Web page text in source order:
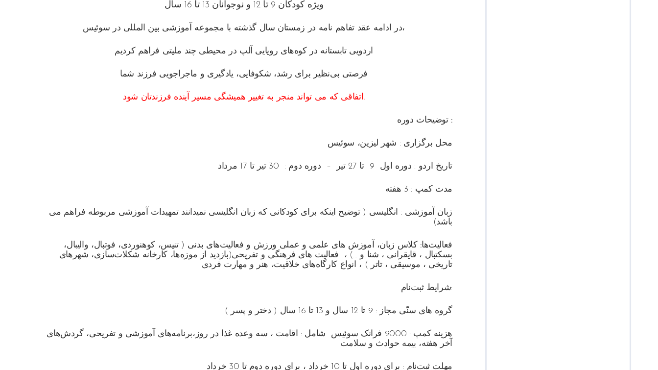
ویژه کودکان 9 تا 12 و نوجوانان 13 تا 16 سال
در ادامه عقد تفاهم نامه در زمستان سال گذشته با مجموعه آموزشی بین المللی در سوئیس،
اردویی تابستانه در کوه‌های رویایی آلپ در محیطی چند ملیتی فراهم کردیم
فرصتی بی‌نظیر برای رشد، شکوفایی، یادگیری و ماجراجویی فرزند شما
اتفاقی که می تواند منجر به تغییر همیشگی مسیر آینده فرزندتان شود.
توضیحات دوره :
محل برگزاری : شهر لیزین، سوئیس
تاریخ اردو : دوره اول 9 تا 27 تیر – دوره دوم : 30 تیر تا 17 مرداد
مدت کمپ : 3 هفته
زبان‌ آموزشی : انگلیسی ( توضیح اینکه برای کودکانی که زبان انگلیسی نمیدانند تمهیدات آموزشی مربوطه فراهم می
باشد)
فعالیت‌ها: کلاس زبان، آموزش های علمی و عملی ورزش و فعالیت‌های بدنی ( تنیس، کوهنوردی، فوتبال، والیبال،
بسکتبال ، قایقرانی ، شنا و …) ، فعالیت های فرهنگی و تفریحی(بازدید از موزه‌ها، کارخانه شکلات‌سازی، شهرهای
تاریخی ، موسیقی ، تاتر ) ، انواع کارگاه‌های خلاقیت، هنر و مهارت‌ فردی
شرایط ثبت‌نام:
گروه های سنّی مجاز : 9 تا 12 سال و 13 تا 16 سال ( دختر و پسر )
هزینه کمپ : 9000 فرانک سوئیس شامل : اقامت ، سه وعده غذا در روز،برنامه‌های آموزشی و تفریحی، گردش‌های
آخر هفته، بیمه حوادث و سلامت
مهلت ثبت‌نام : برای دوره اول تا 10 خرداد ، برای دوره دوم تا 30 خرداد